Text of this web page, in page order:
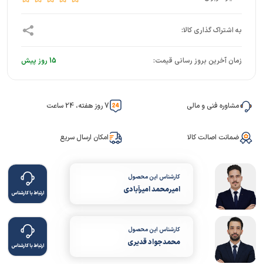
زمان آخرین بروز رسانی قیمت: 15 روز پیش
مشاوره فنی و مالی 7 روز هفته، 24 ساعت
ضمانت اصالت کالا امکان ارسال سریع
کارشناس این محصول
امیرمحمد امیرآبادی ارتباط با کارشناس
کارشناس این محصول
محمدجواد قدیری ارتباط با کارشناس